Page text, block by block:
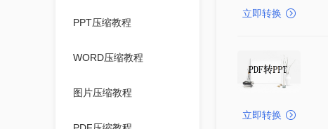
PPT压缩教程
WORD压缩教程
图片压缩教程
立即转换
立即转换